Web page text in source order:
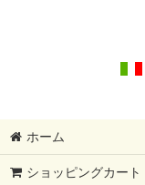
ホーム
ショッピングカート